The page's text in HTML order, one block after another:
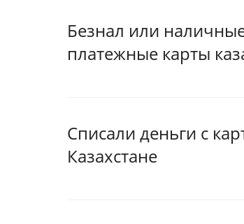
Безнал или
платежные карты
Списали деньги с
Казахстане